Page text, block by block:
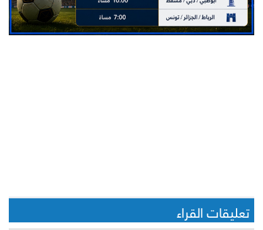
تعليقات القراء